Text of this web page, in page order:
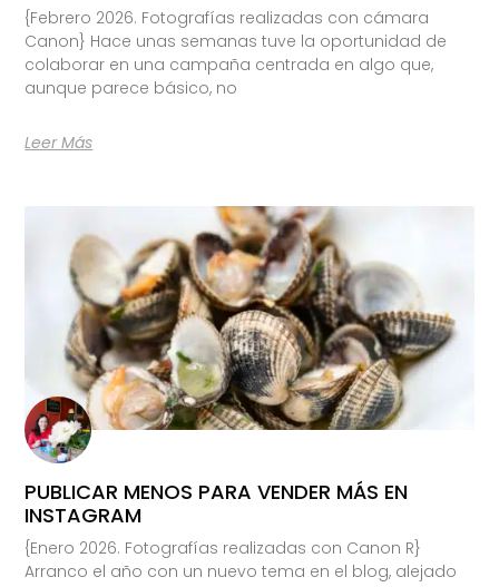
{Febrero 2026. Fotografías realizadas con cámara
Canon} Hace unas semanas tuve la oportunidad de
colaborar en una campaña centrada en algo que,
aunque parece básico, no
Leer Más
PUBLICAR MENOS PARA VENDER MÁS EN
INSTAGRAM
{Enero 2026. Fotografías realizadas con Canon R}
Arranco el año con un nuevo tema en el blog, alejado